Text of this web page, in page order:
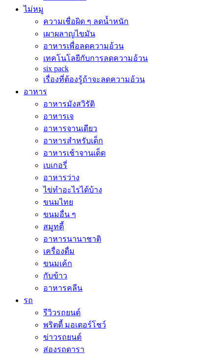
ไม่หมู
ความเชื่อผิด ๆ ลดน้ำหนัก
เผาผลาญไขมัน
อาหารเพื่อลดความอ้วน
เทคโนโลยีกับการลดความอ้วน
six pack
เรื่องที่ต้องรู้ถ้าจะลดความอ้วน
อาหาร
อาหารมังสวิรัติ
อาหารเจ
อาหารจานเดียว
อาหารสำหรับเด็ก
อาหารเช้าจานเด็ด
เบเกอรี่
อาหารว่าง
ไข่ทำอะไรได้บ้าง
ขนมไทย
ขนมอื่น ๆ
สมูทตี้
อาหารนานาชาติ
เครื่องดื่ม
ขนมเค้ก
กับข้าว
อาหารคลีน
รถ
รีวิวรถยนต์
พริตตี้ มอเตอร์โชว์
ข่าวรถยนต์
ส่องรถดารา